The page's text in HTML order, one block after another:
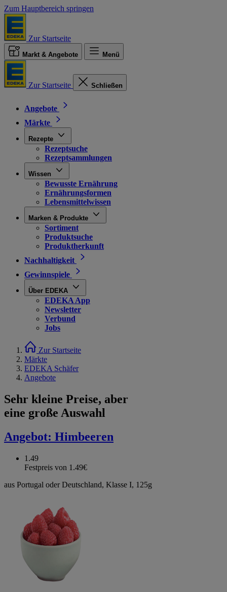
Zum Hauptbereich springen
Zur Startseite
Markt & Angebote Menü
Zur Startseite Schließen
Angebote
Märkte
Rezepte
Rezeptsuche
Rezeptsammlungen
Wissen
Bewusste Ernährung
Ernährungsformen
Lebensmittelwissen
Marken & Produkte
Sortiment
Produktsuche
Produktherkunft
Nachhaltigkeit
Gewinnspiele
Über EDEKA
EDEKA App
Newsletter
Verbund
Jobs
Zur Startseite
Märkte
EDEKA Schäfer
Angebote
Sehr kleine Preise, aber
eine große Auswahl
Angebot: Himbeeren
1.49
Festpreis von 1.49€
aus Portugal oder Deutschland, Klasse I, 125g